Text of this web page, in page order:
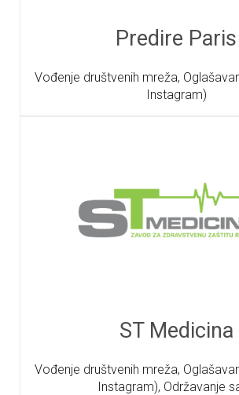
Predire Paris
Vođenje društvenih mreža,
Instagram)
ST Medicina
Vođenje društvenih mreža,
Instagram), Održavanje